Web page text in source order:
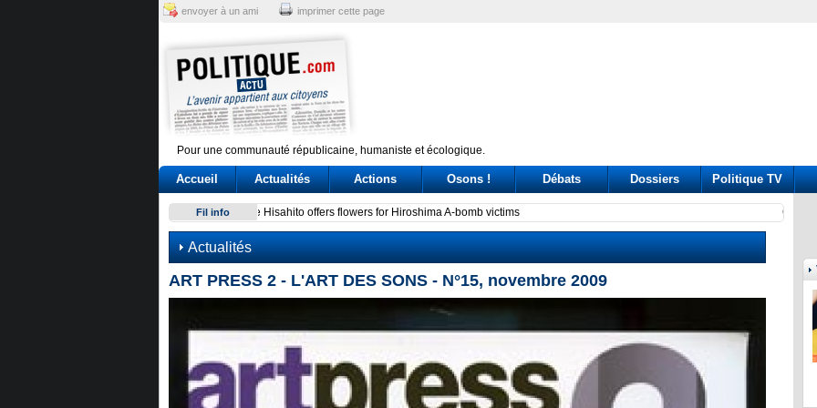
envoyer à un ami imprimer cette page
Pour une communauté républicaine, humaniste et écologique.
Accueil Actualités Actions Osons ! Débats Dossiers Politique TV
Fil info Conte e l'audizione in Commissione Covid: tre ore di «arringa» piene di messaggi (a destra e a sinistra)
Actualités
ART PRESS 2 - L'ART DES SONS - N°15, novembre 2009